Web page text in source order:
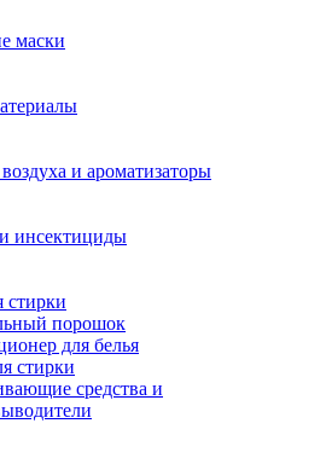
маски
и ароматизаторы
инсектициды
стирки
порошок
для белья
стирки
средства и